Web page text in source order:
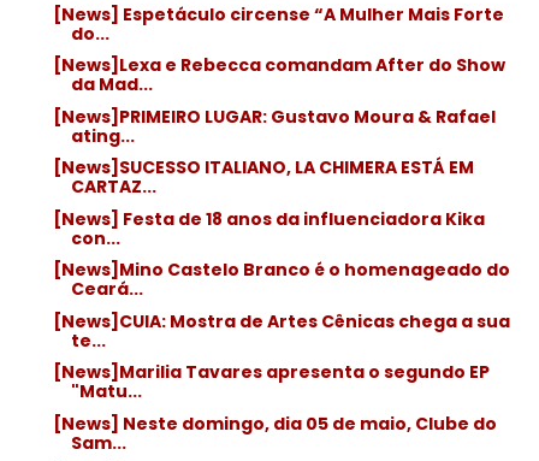
[News] Espetáculo circense “A Mulher Mais Forte
do...
[News]Lexa e Rebecca comandam After do Show
da Mad...
[News]PRIMEIRO LUGAR: Gustavo Moura & Rafael
ating...
[News]SUCESSO ITALIANO, LA CHIMERA ESTÁ EM
CARTAZ...
[News] Festa de 18 anos da influenciadora Kika
con...
[News]Mino Castelo Branco é o homenageado do
Ceará...
[News]CUIA: Mostra de Artes Cênicas chega a sua
te...
[News]Marilia Tavares apresenta o segundo EP
"Matu...
[News] Neste domingo, dia 05 de maio, Clube do
Sam...